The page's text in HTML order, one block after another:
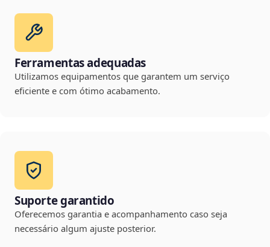
Ferramentas adequadas
Utilizamos equipamentos que garantem um serviço
eficiente e com ótimo acabamento.
Suporte garantido
Oferecemos garantia e acompanhamento caso seja
necessário algum ajuste posterior.